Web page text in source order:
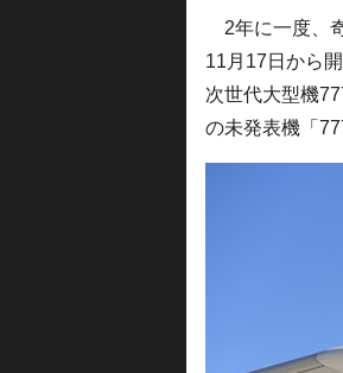
2年に一度、
11月17日から
次世代大型機
の未発表機「